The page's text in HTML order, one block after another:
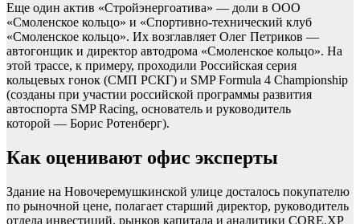
Еще один актив «Стройэнергоатива» — доли в ООО
«Смоленское кольцо» и «Спортивно-технический клуб
«Смоленское кольцо». Их возглавляет Олег Петриков —
автогонщик и директор автодрома «Смоленское кольцо». На
этой трассе, к примеру, проходили Российская серия
кольцевых гонок (СМП РСКГ) и SMP Formula 4 Championship
(созданы при участии российской программы развития
автоспорта SMP Racing, основатель и руководитель
которой — Борис Ротенберг).
Как оценивают офис эксперты
Здание на Новочеремушкинской улице досталось покупателю
по рыночной цене, полагает старший директор, руководитель
отдела инвестиций, рынков капитала и аналитики CORE.XP